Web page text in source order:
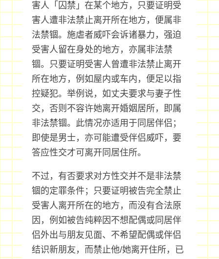
害人「囚禁」在某个地方，只要证明受
害人遭非法禁止离开所在地方，便属非
法禁锢。施虐者威吓会诉诸暴力，强迫
受害人留在身处的地方，亦属非法禁
锢。只要证明受害人曾遭非法禁止离开
所在地方，例如屋内或车内，便足以指
控疑犯。举例说，如丈夫要求与妻子性
交，否则不容许她离开婚姻居所，即属
非法禁锢。此情况亦适用于同居伴侣；
即使是男士，亦可能遭受伴侣威吓，要
答应性交才可离开同居住所。
不过，有否要求对方性交并不是非法禁
锢的定罪条件；只要证明被告完全禁止
受害人离开所在的地方，而没有合法原
因，例如被告纯粹因不想配偶或同居伴
侣外出与朋友见面、不希望配偶或伴侣
结识新朋友，而禁止他/她离开住所，已